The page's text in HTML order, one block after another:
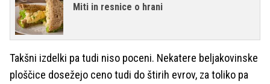
Miti in resnice o hrani
Takšni izdelki pa tudi niso poceni. Nekatere beljakovinske
ploščice dosežejo ceno tudi do štirih evrov, za toliko pa